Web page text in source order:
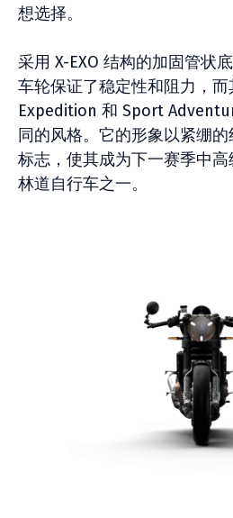
想选择。
采用 X-EXO 结构的加固管状
车轮保证了稳定性和阻力，
Expedition 和 Sport
同的风格。它的形象以紧绷
标志，使其成为下一赛季中
林道自行车之一。